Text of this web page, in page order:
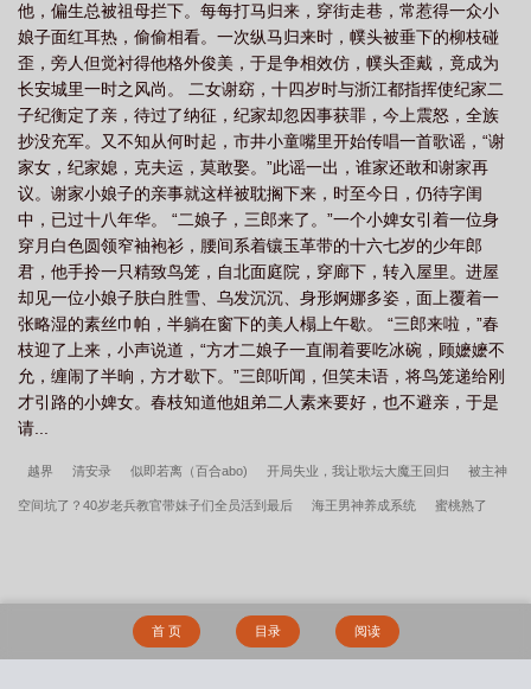
他，偏生总被祖母拦下。每每打马归来，穿街走巷，常惹得一众小
娘子面红耳热，偷偷相看。一次纵马归来时，幞头被垂下的柳枝碰
歪，旁人但觉衬得他格外俊美，于是争相效仿，幞头歪戴，竟成为
长安城里一时之风尚。 二女谢窈，十四岁时与浙江都指挥使纪家二
子纪衡定了亲，待过了纳征，纪家却忽因事获罪，今上震怒，全族
抄没充军。又不知从何时起，市井小童嘴里开始传唱一首歌谣，“谢
家女，纪家媳，克夫运，莫敢娶。”此谣一出，谁家还敢和谢家再
议。谢家小娘子的亲事就这样被耽搁下来，时至今日，仍待字闺
中，已过十八年华。 “二娘子，三郎来了。”一个小婢女引着一位身
穿月白色圆领窄袖袍衫，腰间系着镶玉革带的十六七岁的少年郎
君，他手拎一只精致鸟笼，自北面庭院，穿廊下，转入屋里。进屋
却见一位小娘子肤白胜雪、乌发沉沉、身形婀娜多姿，面上覆着一
张略湿的素丝巾帕，半躺在窗下的美人榻上午歇。 “三郎来啦，”春
枝迎了上来，小声说道，“方才二娘子一直闹着要吃冰碗，顾嬷嬷不
允，缠闹了半晌，方才歇下。”三郎听闻，但笑未语，将鸟笼递给刚
才引路的小婢女。春枝知道他姐弟二人素来要好，也不避亲，于是
请...
越界 清安录 似即若离（百合abo) 开局失业，我让歌坛大魔王回归 被主神
空间坑了？40岁老兵教官带妹子们全员活到最后 海王男神养成系统 蜜桃熟了
贵族校园那个万人嫌普女 班级的超级美少女突然上门跟我做爱了？
首 页 目录 阅读